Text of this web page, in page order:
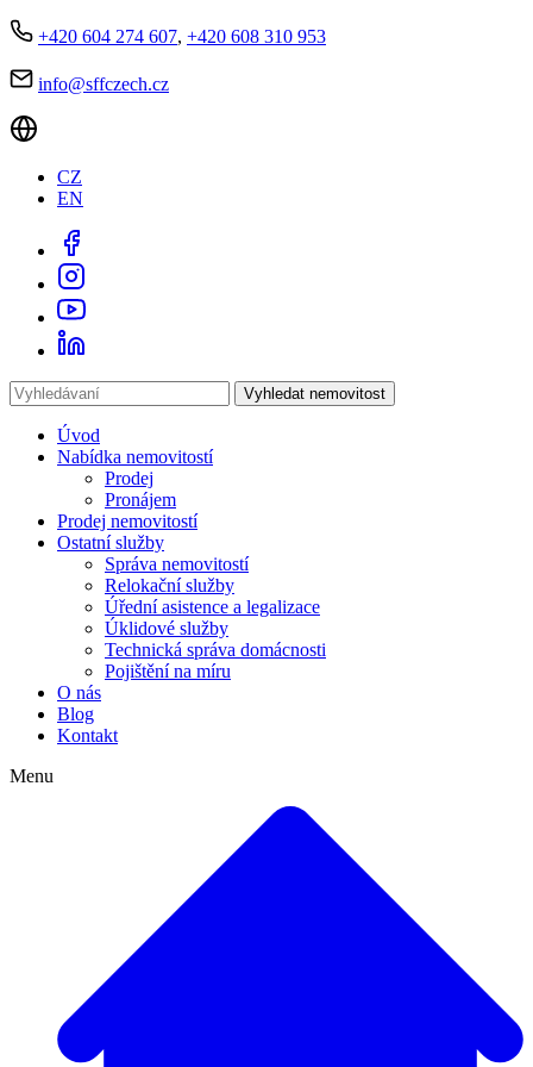
+420 604 274 607, +420 608 310 953
info@sffczech.cz
CZ
EN
Vyhledat nemovitost
Úvod
Nabídka nemovitostí
Prodej
Pronájem
Prodej nemovitostí
Ostatní služby
Správa nemovitostí
Relokační služby
Úřední asistence a legalizace
Úklidové služby
Technická správa domácnosti
Pojištění na míru
O nás
Blog
Kontakt
Menu